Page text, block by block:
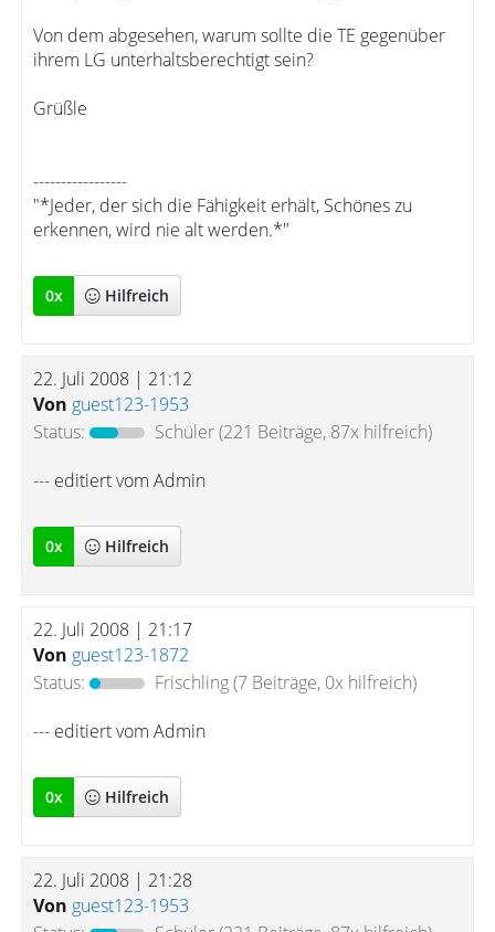
Von dem abgesehen, warum sollte die TE gegenüber
ihrem LG unterhaltsberechtigt sein?
Grüßle
-----------------
"*Jeder, der sich die Fähigkeit erhält, Schönes zu
erkennen, wird nie alt werden.*"
0x Hilfreich
22. Juli 2008 | 21:12
Von guest123-1953
Status:
Schüler(221 Beiträge, 87x hilfreich)
--- editiert vom Admin
0x Hilfreich
22. Juli 2008 | 21:17
Von guest123-1872
Status:
Frischling(7 Beiträge, 0x hilfreich)
--- editiert vom Admin
0x Hilfreich
22. Juli 2008 | 21:28
Von guest123-1953